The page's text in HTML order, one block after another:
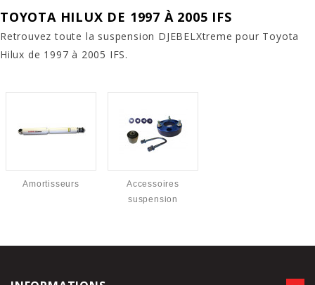
TOYOTA HILUX DE 1997 À 2005 IFS
Retrouvez toute la suspension DJEBELXtreme pour Toyota
Hilux de 1997 à 2005 IFS.
Amortisseurs
Accessoires
suspension